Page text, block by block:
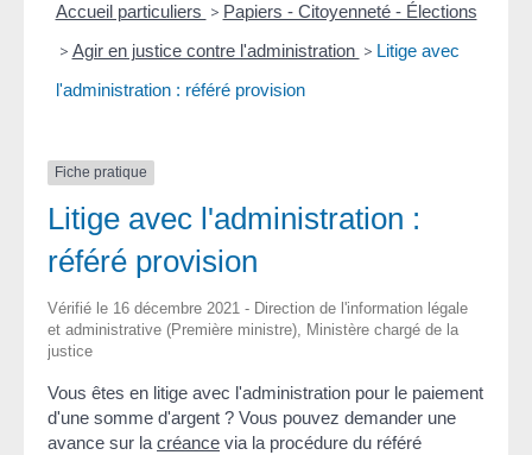
Accueil particuliers > Papiers - Citoyenneté - Élections
> Agir en justice contre l'administration > Litige avec
l'administration : référé provision
Fiche pratique
Litige avec l'administration :
référé provision
Vérifié le 16 décembre 2021 - Direction de l'information légale
et administrative (Première ministre), Ministère chargé de la
justice
Vous êtes en litige avec l'administration pour le paiement
d'une somme d'argent ? Vous pouvez demander une
avance sur la créance via la procédure du référé